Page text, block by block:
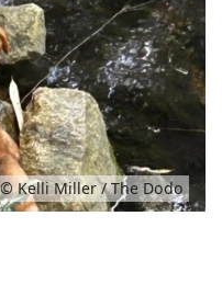
© Kelli Miller / The Dodo